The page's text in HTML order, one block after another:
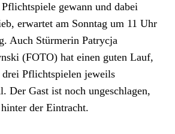
gewann und dabei
erwartet am Sonntag um 11 Uhr
Auch Stürmerin Patrycja
(FOTO) hat einen guten Lauf,
Pflichtspielen jeweils
Der Gast ist noch ungeschlagen,
der Eintracht.